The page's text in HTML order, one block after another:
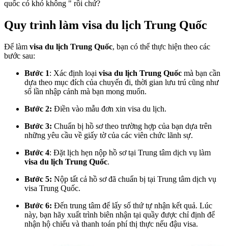
quốc có khó không " rồi chứ?
Quy trình làm visa du lịch Trung Quốc
Để làm visa du lịch Trung Quốc, bạn có thể thực hiện theo các
bước sau:
Bước 1: Xác định loại visa du lịch Trung Quốc mà bạn cần
dựa theo mục đích của chuyến đi, thời gian lưu trú cũng như
số lần nhập cảnh mà bạn mong muốn.
Bước 2: Điền vào mẫu đơn xin visa du lịch.
Bước 3: Chuẩn bị hồ sơ theo trường hợp của bạn dựa trên
những yêu cầu về giấy tờ của các viên chức lãnh sự.
Bước 4: Đặt lịch hẹn nộp hồ sơ tại Trung tâm dịch vụ làm
visa du lịch Trung Quốc.
Bước 5: Nộp tất cả hồ sơ đã chuẩn bị tại Trung tâm dịch vụ
visa Trung Quốc.
Bước 6: Đến trung tâm để lấy số thứ tự nhận kết quả. Lúc
này, bạn hãy xuất trình biên nhận tại quầy được chỉ định để
nhận hộ chiếu và thanh toán phí thị thực nếu đậu visa.